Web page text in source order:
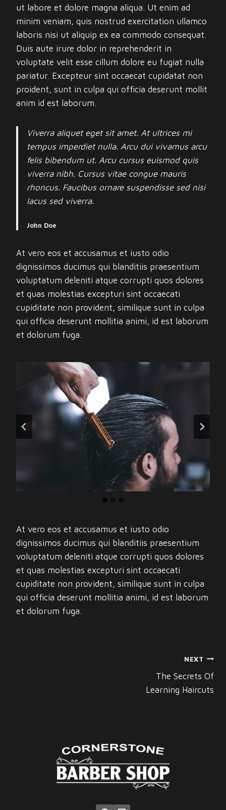
ut labore et dolore magna aliqua. Ut enim ad
minim veniam, quis nostrud exercitation ullamco
laboris nisi ut aliquip ex ea commodo consequat.
Duis aute irure dolor in reprehenderit in
voluptate velit esse cillum dolore eu fugiat nulla
pariatur. Excepteur sint occaecat cupidatat non
proident, sunt in culpa qui officia deserunt mollit
anim id est laborum.
Viverra aliquet eget sit amet. At ultrices mi
tempus imperdiet nulla. Arcu dui vivamus arcu
felis bibendum ut. Arcu cursus euismod quis
viverra nibh. Cursus vitae congue mauris
rhoncus. Faucibus ornare suspendisse sed nisi
lacus sed viverra.
John Doe
At vero eos et accusamus et iusto odio
dignissimos ducimus qui blanditiis praesentium
voluptatum deleniti atque corrupti quos dolores
et quas molestias excepturi sint occaecati
cupiditate non provident, similique sunt in culpa
qui officia deserunt mollitia animi, id est laborum
et dolorum fuga.
At vero eos et accusamus et iusto odio
dignissimos ducimus qui blanditiis praesentium
voluptatum deleniti atque corrupti quos dolores
et quas molestias excepturi sint occaecati
cupiditate non provident, similique sunt in culpa
qui officia deserunt mollitia animi, id est laborum
et dolorum fuga.
NEXT
The Secrets Of
Learning Haircuts